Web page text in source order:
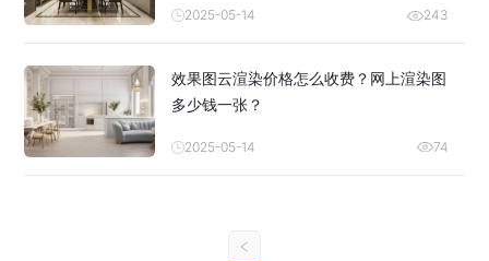
2025-05-14 243
效果图云渲染价格怎么收费？网上渲染图
多少钱一张？
2025-05-14 74